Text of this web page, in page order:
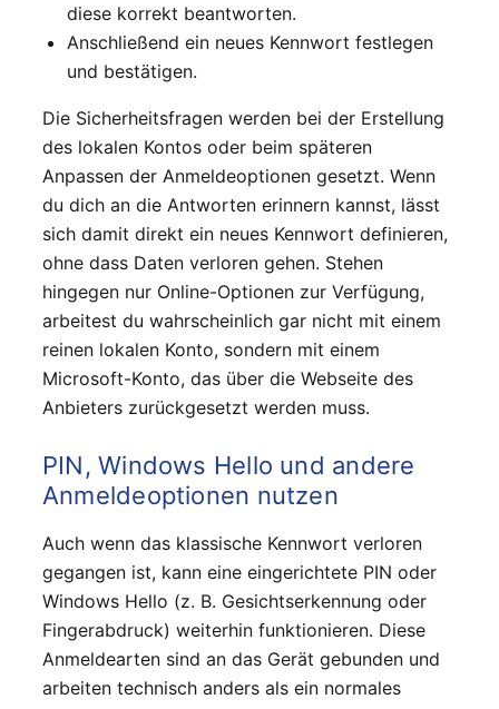
diese korrekt beantworten.
Anschließend ein neues Kennwort festlegen
und bestätigen.
Die Sicherheitsfragen werden bei der Erstellung
des lokalen Kontos oder beim späteren
Anpassen der Anmeldeoptionen gesetzt. Wenn
du dich an die Antworten erinnern kannst, lässt
sich damit direkt ein neues Kennwort definieren,
ohne dass Daten verloren gehen. Stehen
hingegen nur Online-Optionen zur Verfügung,
arbeitest du wahrscheinlich gar nicht mit einem
reinen lokalen Konto, sondern mit einem
Microsoft-Konto, das über die Webseite des
Anbieters zurückgesetzt werden muss.
PIN, Windows Hello und andere
Anmeldeoptionen nutzen
Auch wenn das klassische Kennwort verloren
gegangen ist, kann eine eingerichtete PIN oder
Windows Hello (z. B. Gesichtserkennung oder
Fingerabdruck) weiterhin funktionieren. Diese
Anmeldearten sind an das Gerät gebunden und
arbeiten technisch anders als ein normales